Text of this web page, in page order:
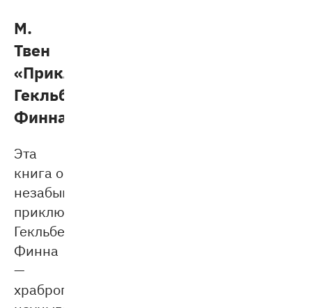
М.
Твен
«Приключения
Гекльберри
Финна»
Эта
книга о
незабываемых
приключениях
Гекльберри
Финна
—
храброго,